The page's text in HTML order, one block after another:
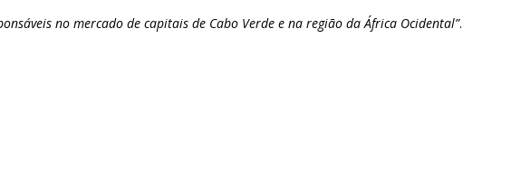
no mercado de capitais de Cabo Verde e na região da África Ocidental”.